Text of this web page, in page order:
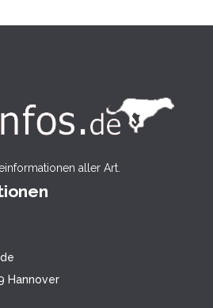
aller Art.
Hannover